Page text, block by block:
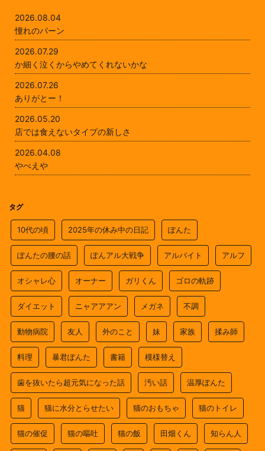
2026.08.04
憧れのバーン
2026.07.29
か細く泣くからやめてくれないかな
2026.07.26
ありがとー！
2026.05.20
店では食えないタイプの新しさ
2026.04.08
やべえや
タグ
10代の頃 2025年の休み中の日記 ぽんた
ぽんたの腰の話 ぽんアル大戦争 アルバイト アルフ
オシャレ心 オーナー ガリくん ゴロの軌跡
ダイエット ニャアアアン メガネ 不調
動物病院 友人 外のこと 妹 家族 揉み師
料理 暴君ぽんた 書籍 模様替え
歯を抜いたら超元気になった話 汚い話 温厚ぽんた
猫 猫に水分とらせたい 猫のおもちゃ 猫のトイレ
猫の催促 猫の嘔吐 猫の飯 田畑くん 知らん人